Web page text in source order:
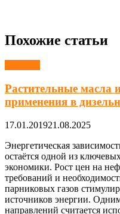
Похожие статьи
Растительные масла
применения в
17.01.201921.08.2025
Энергетическая
остаётся одной из
экономики. Рост цен на
требований и
парниковых газов
источников энергии.
направлений считается